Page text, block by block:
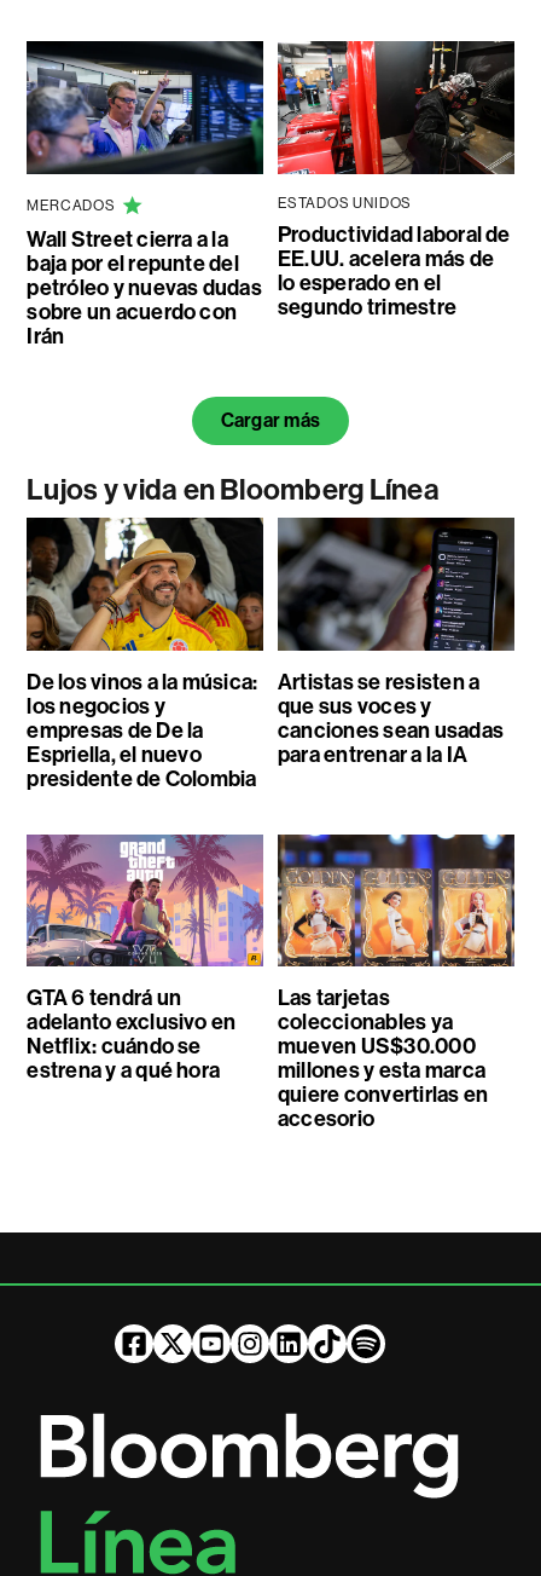
MERCADOS
Wall Street cierra a la
baja por el repunte del
petróleo y nuevas dudas
sobre un acuerdo con
Irán
ESTADOS UNIDOS
Productividad laboral de
EE.UU. acelera más de
lo esperado en el
segundo trimestre
Cargar más
Lujos y vida en Bloomberg Línea
De los vinos a la música:
los negocios y
empresas de De la
Espriella, el nuevo
presidente de Colombia
Artistas se resisten a
que sus voces y
canciones sean usadas
para entrenar a la IA
GTA 6 tendrá un
adelanto exclusivo en
Netflix: cuándo se
estrena y a qué hora
Las tarjetas
coleccionables ya
mueven US$30.000
millones y esta marca
quiere convertirlas en
accesorio